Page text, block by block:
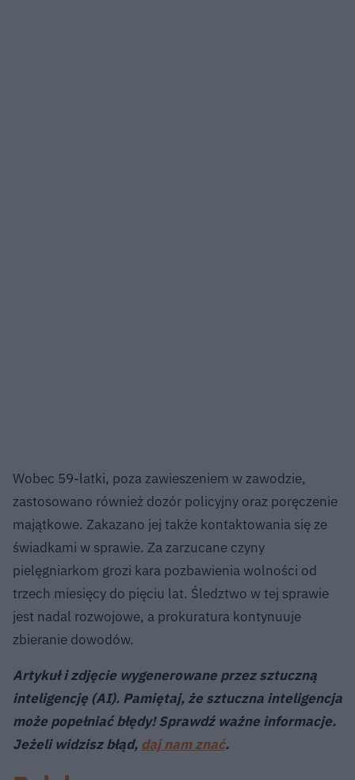
Wobec 59-latki, poza zawieszeniem w zawodzie,
zastosowano również dozór policyjny oraz poręczenie
majątkowe. Zakazano jej także kontaktowania się ze
świadkami w sprawie. Za zarzucane czyny
pielęgniarkom grozi kara pozbawienia wolności od
trzech miesięcy do pięciu lat. Śledztwo w tej sprawie
jest nadal rozwojowe, a prokuratura kontynuuje
zbieranie dowodów.
Artykuł i zdjęcie wygenerowane przez sztuczną
inteligencję (AI). Pamiętaj, że sztuczna inteligencja
może popełniać błędy! Sprawdź ważne informacje.
Jeżeli widzisz błąd, daj nam znać.